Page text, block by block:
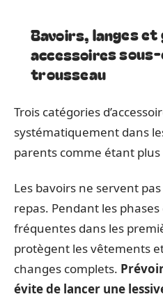
Bavoirs, langes
accessoires
trousseau
Trois catégories
systématiquement dans
parents comme étant
Les bavoirs ne servent
repas. Pendant les
fréquentes dans les
protègent les vêtements
changes complets.
évite de lancer une